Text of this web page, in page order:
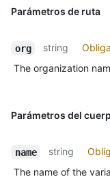
Parámetros de ruta
org string
The organization
Parámetros del
name string
The name of the